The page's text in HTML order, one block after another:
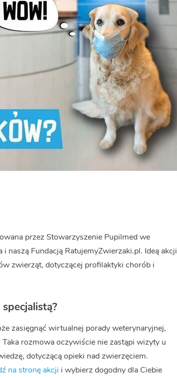
przez Stowarzyszenie Pupilmed we
naszą Fundacją RatujemyZwierzaki.pl. Ideą akcji
zwierząt, dotyczącej profilaktyki chorób i
zasięgnąć wirtualnej porady weterynaryjnej,
rozmowa oczywiście nie zastąpi wizyty u
dotyczącą opieki nad zwierzęciem.
na stronę akcji i wybierz dogodny dla Ciebie